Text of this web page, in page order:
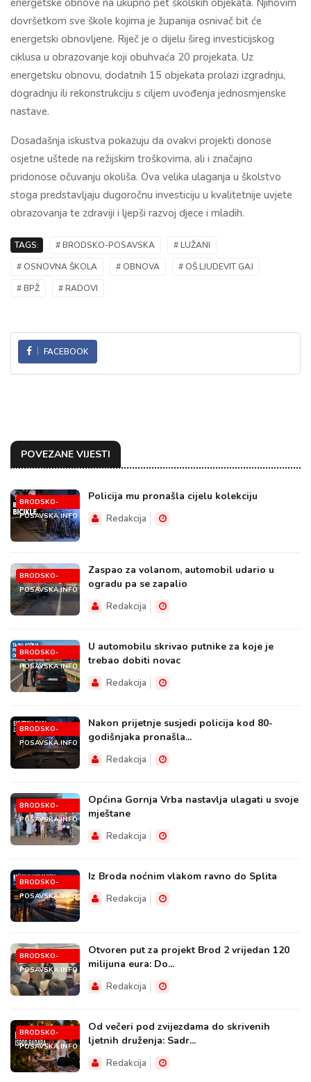
energetske obnove na ukupno pet školskih objekata. Njihovim
dovršetkom sve škole kojima je županija osnivač bit će
energetski obnovljene. Riječ je o dijelu šireg investicijskog
ciklusa u obrazovanje koji obuhvaća 20 projekata. Uz
energetsku obnovu, dodatnih 15 objekata prolazi izgradnju,
dogradnju ili rekonstrukciju s ciljem uvođenja jednosmjenske
nastave.
Dosadašnja iskustva pokazuju da ovakvi projekti donose
osjetne uštede na režijskim troškovima, ali i značajno
pridonose očuvanju okoliša. Ova velika ulaganja u školstvo
stoga predstavljaju dugoročnu investiciju u kvalitetnije uvjete
obrazovanja te zdraviji i ljepši razvoj djece i mladih.
TAGS: # BRODSKO-POSAVSKA
# LUŽANI
# OSNOVNA ŠKOLA
# OBNOVA
# OŠ LJUDEVIT GAJ
# BPŽ
# RADOVI
FACEBOOK
POVEZANE VIJESTI
BRODSKO-
POSAVSKA.INFO
Policija mu pronašla cijelu kolekciju
Redakcija
BRODSKO-
POSAVSKA.INFO
Zaspao za volanom, automobil udario u
ogradu pa se zapalio
Redakcija
BRODSKO-
POSAVSKA.INFO
U automobilu skrivao putnike za koje je
trebao dobiti novac
Redakcija
BRODSKO-
POSAVSKA.INFO
Nakon prijetnje susjedi policija kod 80-
godišnjaka pronašla...
Redakcija
BRODSKO-
POSAVSKA.INFO
Općina Gornja Vrba nastavlja ulagati u svoje
mještane
Redakcija
BRODSKO-
POSAVSKA.INFO
Iz Broda noćnim vlakom ravno do Splita
Redakcija
BRODSKO-
POSAVSKA.INFO
Otvoren put za projekt Brod 2 vrijedan 120
milijuna eura: Do...
Redakcija
BRODSKO-
POSAVSKA.INFO
Od večeri pod zvijezdama do skrivenih
ljetnih druženja: Sadr...
Redakcija